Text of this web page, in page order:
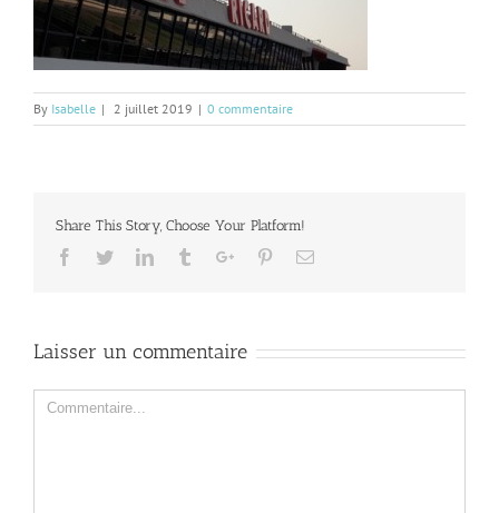
By Isabelle | 2 juillet 2019 | 0 commentaire
Share This Story, Choose Your Platform!
Facebook
TwitterLinkedinTumblrGoogle+PinterestEmail
Laisser un commentaire
Comment